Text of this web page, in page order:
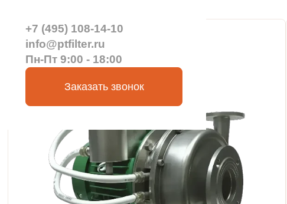
+7 (495) 108-14-10
info@ptfilter.ru
Пн-Пт 9:00 - 18:00
Заказать звонок